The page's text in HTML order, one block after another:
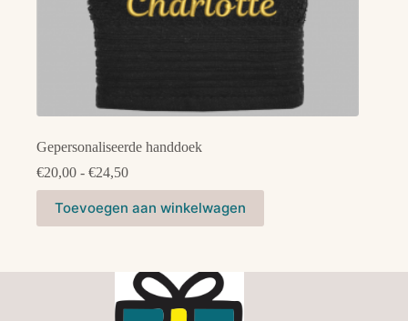
Gepersonaliseerde handdoek
€20,00 - €24,50Prijsklasse:
€20,00
tot
Toevoegen aan winkelwagen
product
heeft